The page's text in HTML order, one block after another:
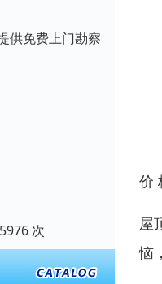
供免费上门勘察
次
价
屋
恼